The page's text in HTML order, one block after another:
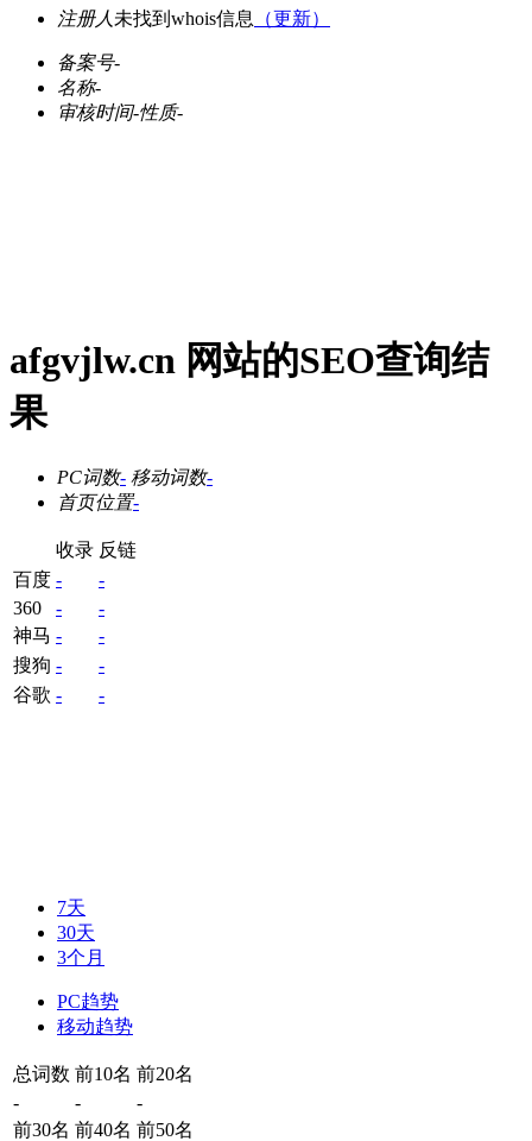
注册人 未找到whois信息 （更新）
备案号-
名称-
审核时间-性质-
afgvjlw.cn 网站的SEO查询结
果
PC词数- 移动词数-
首页位置-
收录 反链
百度 -
-
360
-
-
神马 -
-
搜狗 -
-
谷歌 - -
7天
30天
3个月
PC趋势
移动趋势
总词数 前10名 前20名
-
-
-
前30名 前40名 前50名